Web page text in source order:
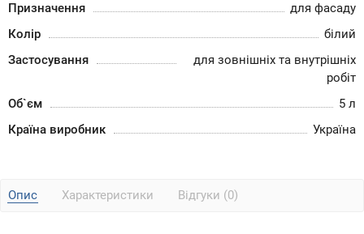
Призначення
для фасаду
Колір
білий
Застосування
для зовнішніх та внутрішніх
робіт
Об`єм
5 л
Країна виробник
Україна
Опис Характеристики Відгуки (0)